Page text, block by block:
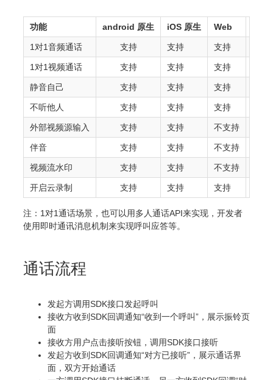
功能 android 原生 iOS 原生 Web
1对1音频通话 支持 支持 支持
1对1视频通话 支持 支持 支持
静音自己 支持 支持 支持
不听他人 支持 支持 支持
外部视频源输入 支持 支持 不支持
伴音 支持 支持 不支持
视频流水印 支持 支持 不支持
开启云录制 支持 支持 支持
注：1对1通话场景，也可以用多人通话API来实现，开发者
使用即时通讯消息机制来实现呼叫应答等。
通话流程
发起方调用SDK接口发起呼叫
接收方收到SDK回调通知“收到一个呼叫”，展示振铃页
面
接收方用户点击接听按钮，调用SDK接口接听
发起方收到SDK回调通知“对方已接听”，展示通话界
面，双方开始通话